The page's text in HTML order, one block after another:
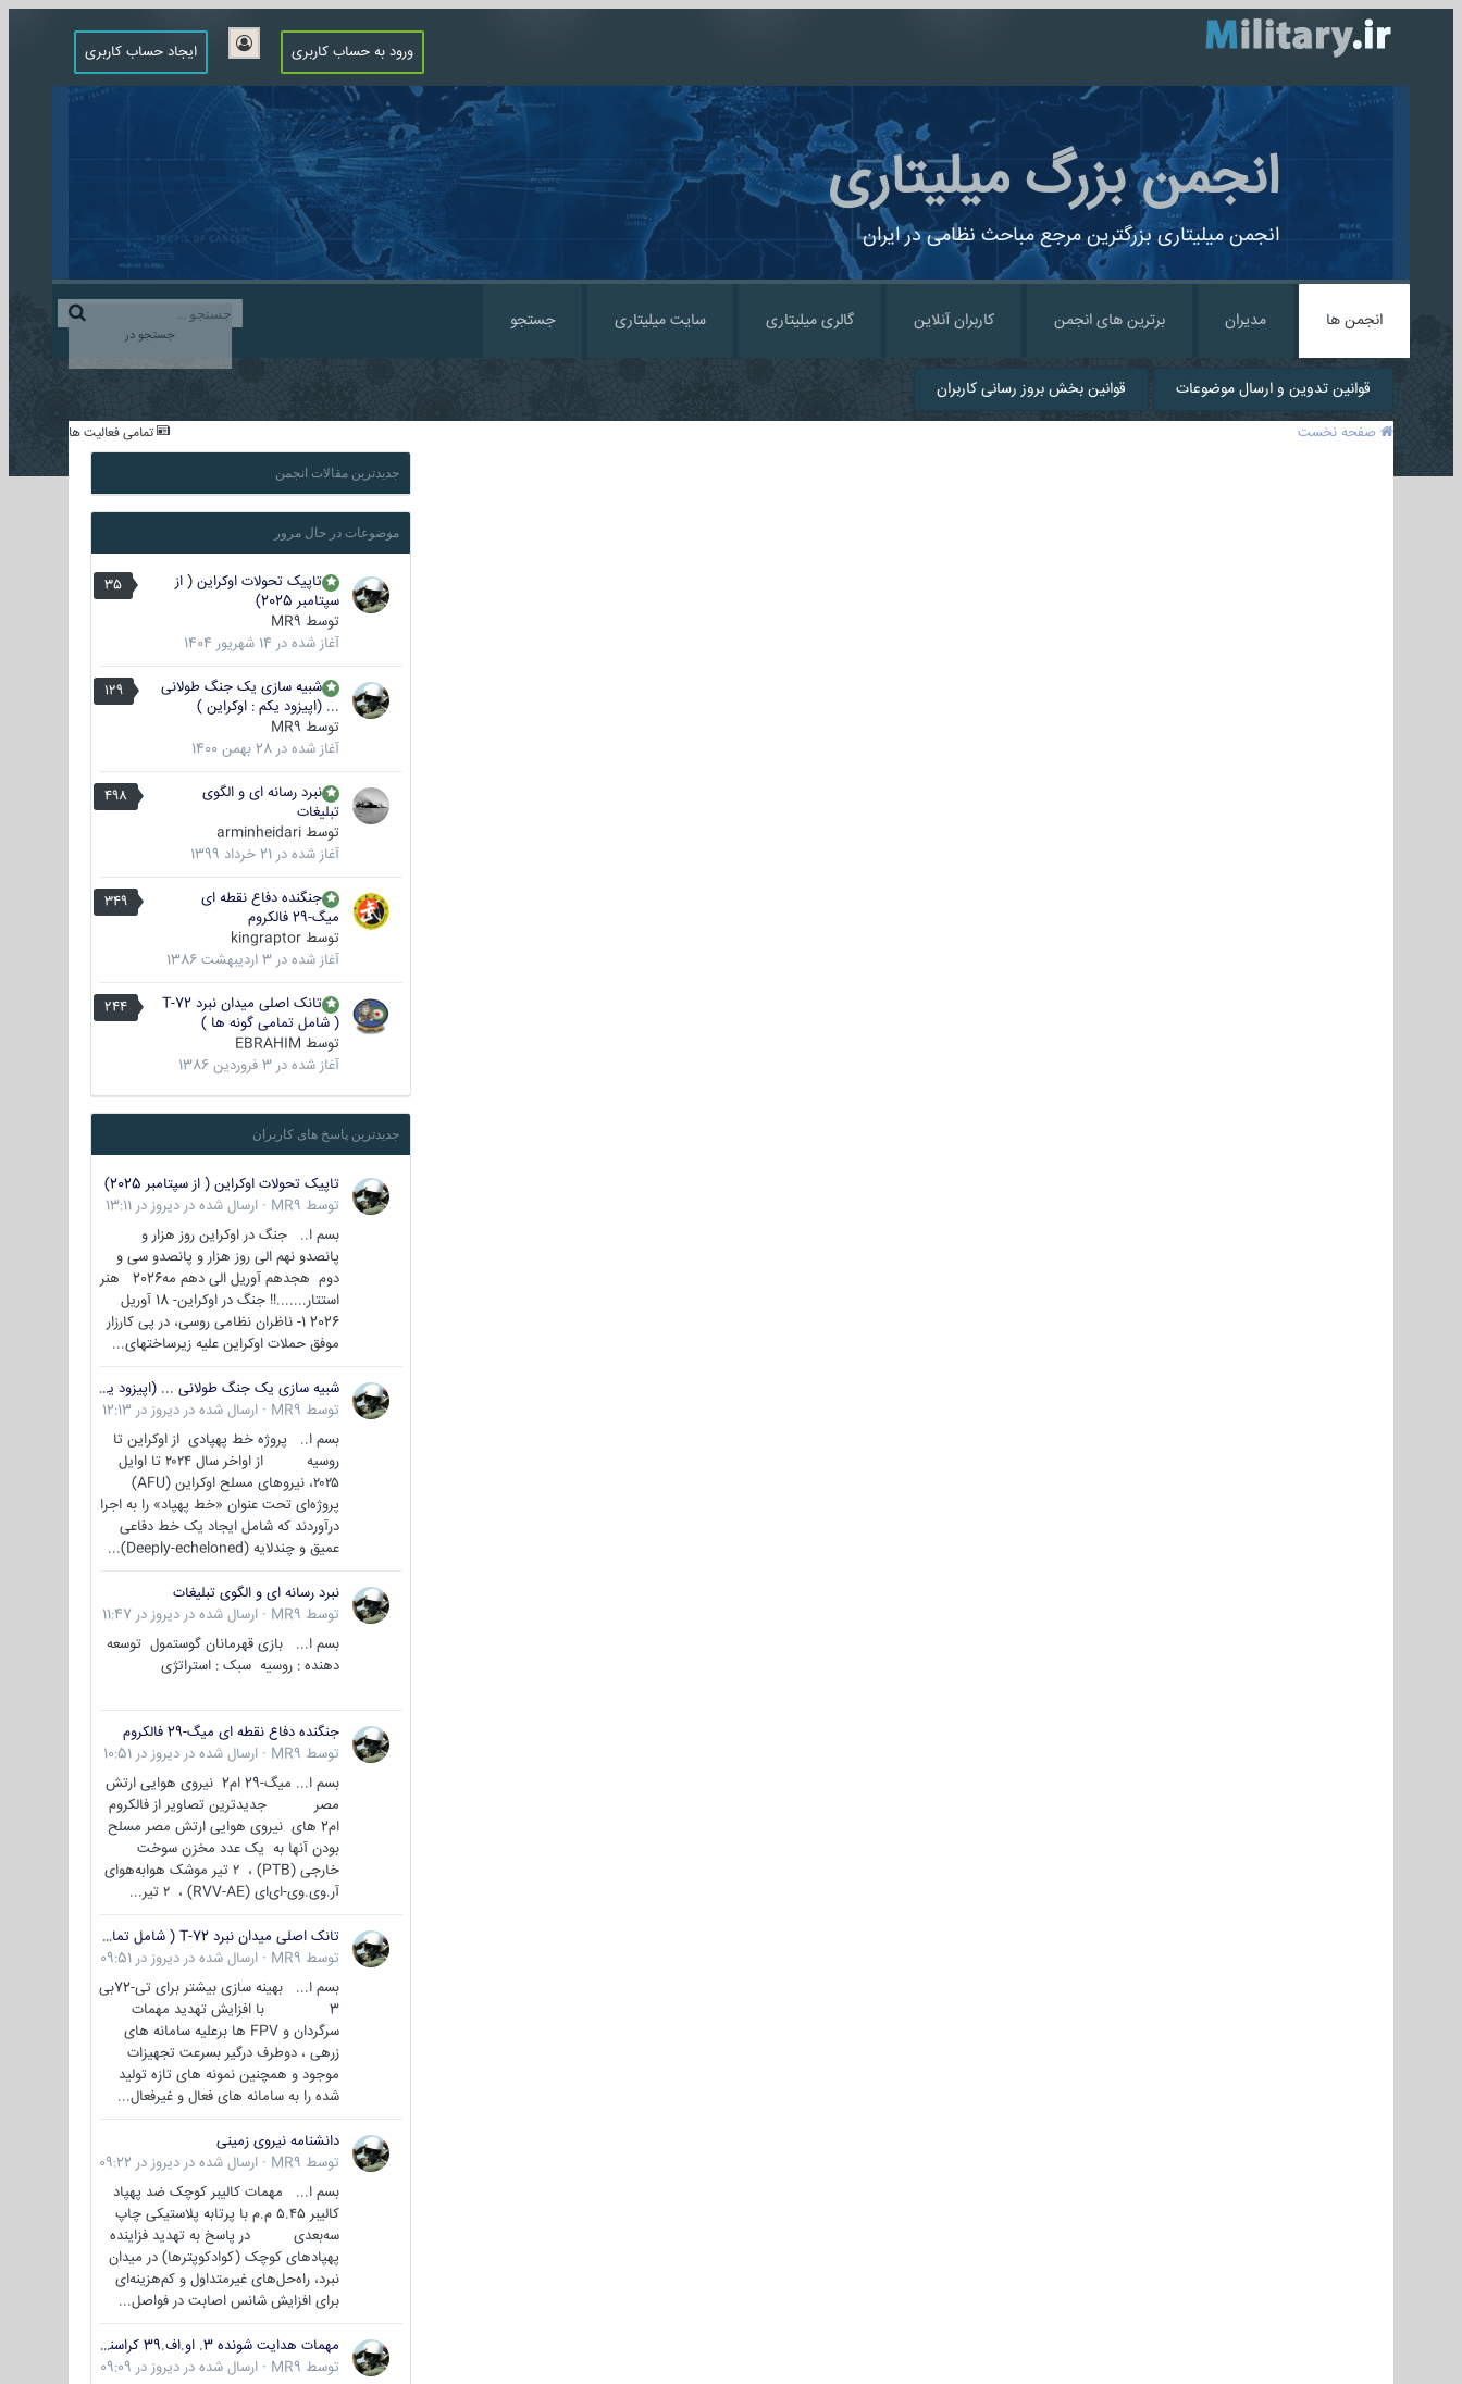
ورود به حساب کاربری ایجاد حساب کاربری
انجمن بزرگ میلیتاری
انجمن میلیتاری بزرگترین مرجع مباحث نظامی در ایران
جستجو در
انجمن ها مدیران برترین های انجمن کاربران آنلاین گالری میلیتاری سایت میلیتاری جستجو
قوانین تدوین و ارسال موضوعات قوانین بخش بروز رسانی کاربران
تمامی فعالیت ها صفحه نخست
جدیدترین مقالات انجمن
موضوعات در حال مرور
35
تاپیک تحولات اوکراین ( از
سپتامبر 2025)
توسط MR9
آغاز شده در 14 شهریور 1404
129
شبیه سازی یک جنگ طولانی
... (اپیزود یکم : اوکراین )
توسط MR9
آغاز شده در 28 بهمن 1400
498
نبرد رسانه ای و الگوی
تبلیغات
توسط arminheidari
آغاز شده در 21 خرداد 1399
349
جنگنده دفاع نقطه ای
میگ-29 فالکروم
توسط kingraptor
آغاز شده در 3 اردیبهشت 1386
244
تانک اصلی میدان نبرد T-72
( شامل تمامی گونه ها )
توسط EBRAHIM
آغاز شده در 3 فروردین 1386
جدیدترین پاسخ های کاربران
تاپیک تحولات اوکراین ( از سپتامبر 2025)
توسط MR9
· ارسال شده در دیروز در 13:11
بسم ا.. جنگ در اوکراین روز هزار و
پانصدو نهم الی روز هزار و پانصدو سی و
دوم هجدهم آوریل الی دهم مه2026 هنر
استتار.......!! جنگ در اوکراین- 18 آوریل
2026 1- ناظران نظامی روسی، در پی کارزار
موفق حملات اوکراین علیه زیرساختهای...
شبیه سازی یک جنگ طولانی ... (اپیزود یکم : اوکراین )
توسط MR9
· ارسال شده در دیروز در 12:13
بسم ا.. پروژه خط پهپادی از اوکراین تا
روسیه از اواخر سال ۲۰۲۴ تا اوایل
۲۰۲۵، نیروهای مسلح اوکراین (AFU)
پروژه‌ای تحت عنوان «خط پهپاد» را به اجرا
درآوردند که شامل ایجاد یک خط دفاعی
عمیق و چندلایه (Deeply-echeloned)...
نبرد رسانه ای و الگوی تبلیغات
توسط MR9
· ارسال شده در دیروز در 11:47
بسم ا... بازی قهرمانان گوستمول توسعه
دهنده : روسیه سبک : استراتژی
جنگنده دفاع نقطه ای میگ-29 فالکروم
توسط MR9
· ارسال شده در دیروز در 10:51
بسم ا... میگ-29 ام2 نیروی هوایی ارتش
مصر جدیدترین تصاویر از فالکروم
ام2 های نیروی هوایی ارتش مصر مسلح
بودن آنها به یک عدد مخزن سوخت
خارجی (PTB) ، ۲ تیر موشک هوابه‌هوای
آر.وی.وی-ای‌ای (RVV-AE) ، ۲ تیر...
تانک اصلی میدان نبرد T-72 ( شامل تمامی گونه ها )
توسط MR9
· ارسال شده در دیروز در 09:51
بسم ا... بهینه سازی بیشتر برای تی-72بی
3 با افزایش تهدید مهمات
سرگردان و FPV ها برعلیه سامانه های
زرهی ، دوطرف درگیر بسرعت تجهیزات
موجود و همچنین نمونه های تازه تولید
شده را به سامانه های فعال و غیرفعال...
دانشنامه نیروی زمینی
توسط MR9
· ارسال شده در دیروز در 09:22
بسم ا... مهمات کالیبر کوچک ضد پهپاد
کالیبر ۵.۴۵ م.م با پرتابه پلاستیکی چاپ
سه‌بعدی در پاسخ به تهدید فزاینده
پهپادهای کوچک (کوادکوپترها) در میدان
نبرد، راه‌حل‌های غیرمتداول و کم‌هزینه‌ای
برای افزایش شانس اصابت در فواصل...
مهمات هدایت شونده 3. او.اف.39 کراسنوپل/بصیر( Krasnopol 3OF39 )
توسط MR9
· ارسال شده در دیروز در 09:09